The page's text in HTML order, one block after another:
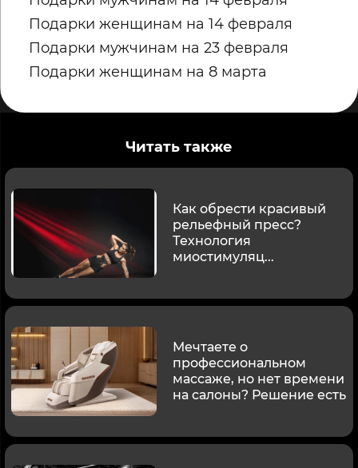
Подарки женщинам на 14 февраля
Подарки мужчинам на 23 февраля
Подарки женщинам на 8 марта
Читать также
Как обрести красивый
рельефный пресс?
Технология
миостимуляц...
Мечтаете о
профессиональном
массаже, но нет времени
на салоны? Решение есть